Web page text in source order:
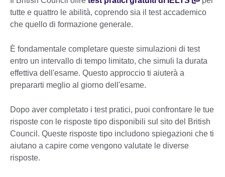
tutte e quattro le abilità, coprendo sia il test accademico
che quello di formazione generale.
È fondamentale completare queste simulazioni di test
entro un intervallo di tempo limitato, che simuli la durata
effettiva dell'esame. Questo approccio ti aiuterà a
prepararti meglio al giorno dell'esame.
Dopo aver completato i test pratici, puoi confrontare le tue
risposte con le risposte tipo disponibili sul sito del British
Council. Queste risposte tipo includono spiegazioni che ti
aiutano a capire come vengono valutate le diverse
risposte.